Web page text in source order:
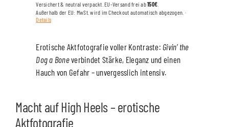
DOG
Menge
Versichert & neutral verpackt. EU-Versand frei ab150€
Außerhalb der EU: MwSt. wird im Checkout automatisch abgezogen. ·
Details
Erotische Aktfotografie voller Kontraste: Givin’ the
Dog a Boneverbindet Stärke, Eleganz und einen
Hauch von Gefahr – unvergesslich intensiv.
Macht auf High Heels – erotische
Aktfotografie